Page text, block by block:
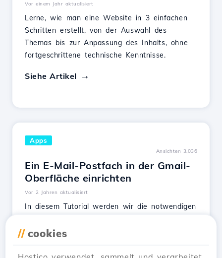
Vor einem Jahr aktualisiert
Lerne, wie man eine Website in 3 einfachen
Schritten erstellt, von der Auswahl des
Themas bis zur Anpassung des Inhalts, ohne
fortgeschrittene technische Kenntnisse.
Siehe Artikel
Apps
Ansichten 3,036
Ein E-Mail-Postfach in der Gmail-
Oberfläche einrichten
Vor 2 Jahren aktualisiert
In diesem Tutorial werden wir die notwendigen
Postfach in der Gmail-Oberfläche einzurichten.
Siehe Artikel
// cookies